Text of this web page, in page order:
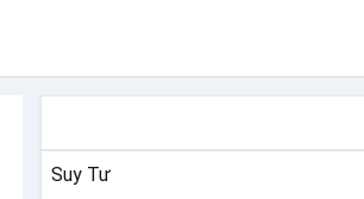
Suy Tư